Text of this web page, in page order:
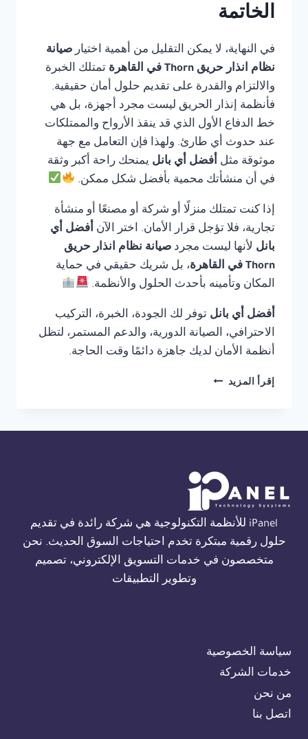
الخاتمة
في النهاية، لا يمكن التقليل من أهمية اختيار صيانة
نظام انذار حريق Thorn في القاهرة
تمتلك الخبرة
والالتزام والقدرة على تقديم حلول أمان حقيقية.
فأنظمة إنذار الحريق ليست مجرد أجهزة، بل هي
خط الدفاع الأول الذي قد ينقذ الأرواح والممتلكات
عند حدوث أي طارئ. ولهذا فإن التعامل مع جهة
موثوقة مثل أفضل أي بانل يمنحك راحة أكبر وثقة
في أن منشأتك محمية بأفضل شكل ممكن.
إذا كنت تمتلك منزلًا أو شركة أو مصنعًا أو منشأة
تجارية، فلا تؤجل قرار الأمان. اختر الآن أفضل أي
بانل لأنها ليست مجرد صيانة نظام انذار حريق
Thorn في القاهرة
، بل شريك حقيقي في حماية
المكان وتأمينه بأحدث الحلول والأنظمة.
أفضل أي بانل توفر لك الجودة، الخبرة، التركيب
الاحترافي، الصيانة الدورية، والدعم المستمر، لتظل
أنظمة الأمان لديك جاهزة دائمًا وقت الحاجة.
إقرأ المزيد صيانة
01554305486
iPanel للأنظمة التكنولوجية هي شركة رائدة في تقديم
حلول رقمية مبتكرة تخدم احتياجات السوق الحديث. نحن
متخصصون في خدمات التسويق الإلكتروني، تصميم
وتطوير التطبيقات
سياسة الخصوصية
خدمات الشركة
من نحن
اتصل بنا